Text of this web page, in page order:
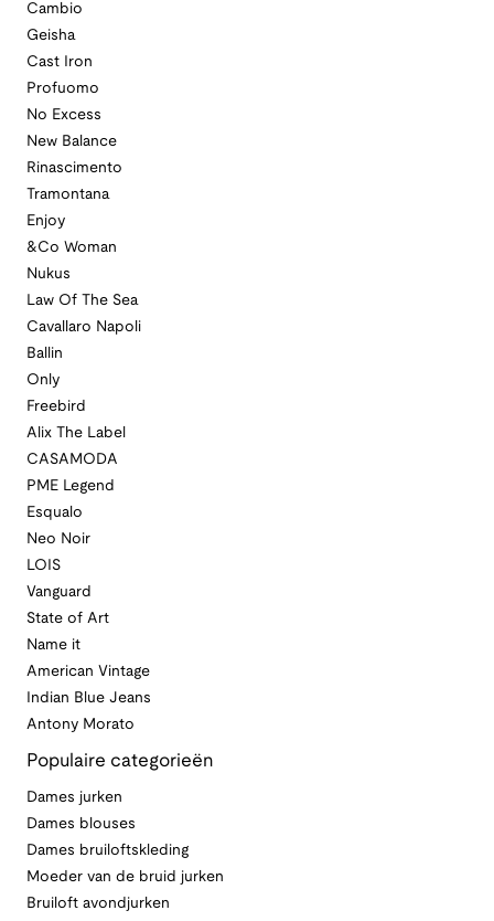
Cambio
Geisha
Cast Iron
Profuomo
No Excess
New Balance
Rinascimento
Tramontana
Enjoy
&Co Woman
Nukus
Law Of The Sea
Cavallaro Napoli
Ballin
Only
Freebird
Alix The Label
CASAMODA
PME Legend
Esqualo
Neo Noir
LOIS
Vanguard
State of Art
Name it
American Vintage
Indian Blue Jeans
Antony Morato
Populaire categorieën
Dames jurken
Dames blouses
Dames bruiloftskleding
Moeder van de bruid jurken
Bruiloft avondjurken